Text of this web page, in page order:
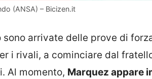
(ANSA) – Bicizen.it
arrivate delle prove di
i rivali, a cominciare dal
Al momento, Marquez appare